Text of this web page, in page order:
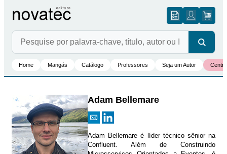
Home Mangás Catálogo Professores Seja um Autor
Adam Bellemare
Adam Bellemare é líder técnico sênior na
Confluent. Além de Construindo